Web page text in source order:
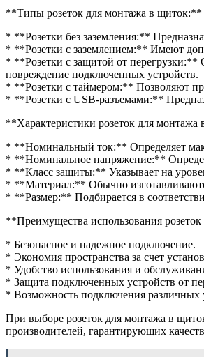
**Типы розеток для монтажа в щиток:**
* **Розетки без заземления:**
* **Розетки с заземлением:** Имеют
* **Розетки с защитой от
повреждение подключенных устройств.
* **Розетки с таймером:** Позволяют
* **Розетки с USB-разъемами:**
**Характеристики розеток для
* **Номинальный ток:** Определяет
* **Номинальное напряжение:**
* **Класс защиты:** Указывает на
* **Материал:** Обычно
* **Размер:** Подбирается в
**Преимущества использования
* Безопасное и надежное подключение.
* Экономия пространства за счет
* Удобство использования и
* Защита подключенных устройств от
* Возможность подключения различных
При выборе розеток для монтажа в
производителей, гарантирующих